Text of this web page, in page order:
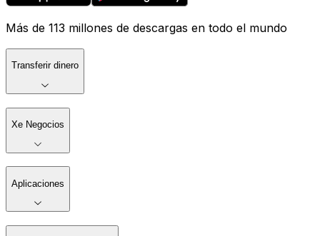
Más de 113 millones de descargas en todo el mundo
Transferir dinero
Xe Negocios
Aplicaciones